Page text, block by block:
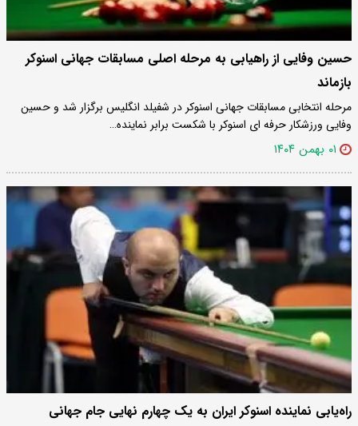
حسین وفایی از راهیابی به مرحله اصلی مسابقات جهانی اسنوکر
بازماند
مرحله انتخابی مسابقات جهانی اسنوکر در شفیلد انگلیس برگزار شد و حسین
وفایی ورزشکار حرفه ای اسنوکر با شکست برابر نماینده…
۰۱ بهمن ۱۴۰۴
راه‌یابی نماینده اسنوکر ایران به یک چهارم نهایی جام جهانی